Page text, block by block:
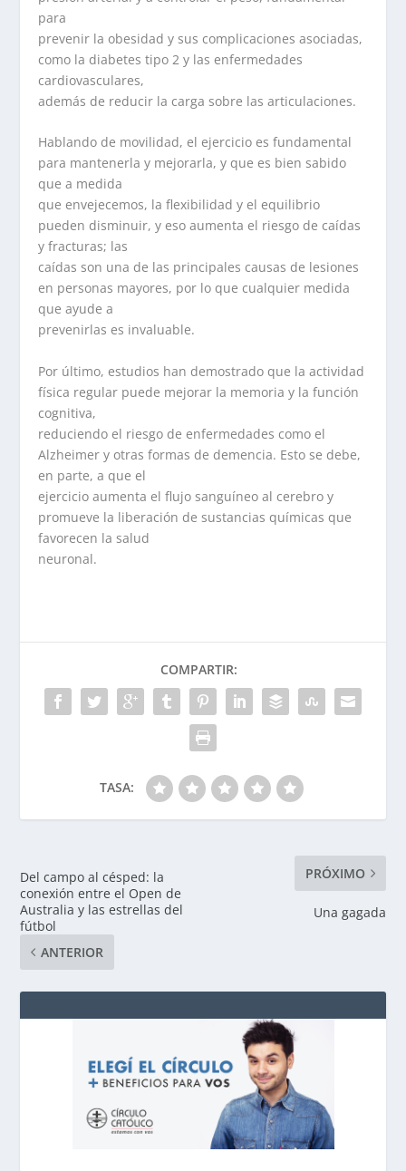
para
prevenir la obesidad y sus complicaciones asociadas,
como la diabetes tipo 2 y las enfermedades
cardiovasculares,
además de reducir la carga sobre las articulaciones.
Hablando de movilidad, el ejercicio es fundamental
para mantenerla y mejorarla, y que es bien sabido
que a medida
que envejecemos, la flexibilidad y el equilibrio
pueden disminuir, y eso aumenta el riesgo de caídas
y fracturas; las
caídas son una de las principales causas de lesiones
en personas mayores, por lo que cualquier medida
que ayude a
prevenirlas es invaluable.
Por último, estudios han demostrado que la actividad
física regular puede mejorar la memoria y la función
cognitiva,
reduciendo el riesgo de enfermedades como el
Alzheimer y otras formas de demencia. Esto se debe,
en parte, a que el
ejercicio aumenta el flujo sanguíneo al cerebro y
promueve la liberación de sustancias químicas que
favorecen la salud
neuronal.
COMPARTIR:
TASA:
Del campo al césped: la
conexión entre el Open de
Australia y las estrellas del
fútbol
ANTERIOR
PRÓXIMO
Una gagada